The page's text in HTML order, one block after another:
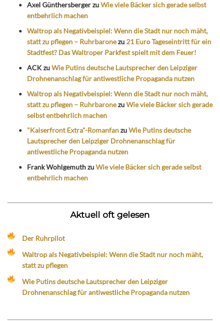
Axel GünthersbergerzuWie viele Bäcker sich gerade selbst
entbehrlich machen
Waltrop als Negativbeispiel: Wenn die Stadt nur noch mäht,
statt zu pflegen – Ruhrbaronezu 21 Euro Tageseintritt für ein
Stadtfest? Das Waltroper Parkfest spielt mit dem Feuer!
ACKzuWie Putins deutsche Lautsprecher den Leipziger
Drohnenanschlag für antiwestliche Propaganda nutzen
Waltrop als Negativbeispiel: Wenn die Stadt nur noch mäht,
statt zu pflegen – RuhrbaronezuWie viele Bäcker sich gerade
selbst entbehrlich machen
"Kaiserfront Extra"-RomanfanzuWie Putins deutsche
Lautsprecher den Leipziger Drohnenanschlag für
antiwestliche Propaganda nutzen
Frank WohlgemuthzuWie viele Bäcker sich gerade selbst
entbehrlich machen
Aktuell oft gelesen
Der Ruhrpilot
Waltrop als Negativbeispiel: Wenn die Stadt nur noch mäht,
statt zu pflegen
Wie Putins deutsche Lautsprecher den Leipziger
Drohnenanschlag für antiwestliche Propaganda nutzen